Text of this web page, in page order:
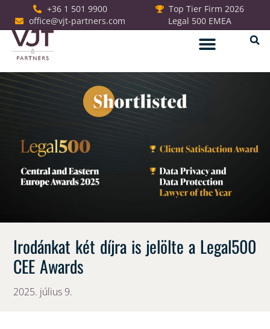
+36 1 501 9900
office@vjt-partners.com
Top Tier Firm 2026
Legal 500 EMEA
Irodánkat két díjra is jelölte a Legal500
CEE Awards
2025. július 9.